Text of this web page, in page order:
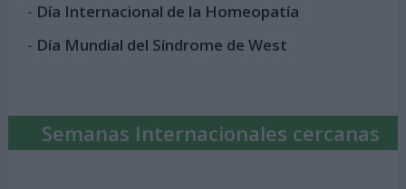
- Día Internacional de la Homeopatía
- Día Mundial del Síndrome de West
Semanas Internacionales cercanas